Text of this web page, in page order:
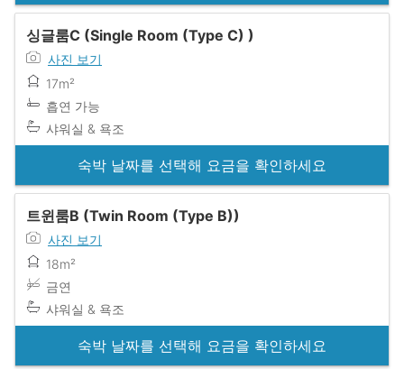
싱글룸C (Single Room (Type C) )
사진 보기
17m²
흡연 가능
샤워실 & 욕조
숙박 날짜를 선택해 요금을 확인하세요
트윈룸B (Twin Room (Type B))
사진 보기
18m²
금연
샤워실 & 욕조
숙박 날짜를 선택해 요금을 확인하세요